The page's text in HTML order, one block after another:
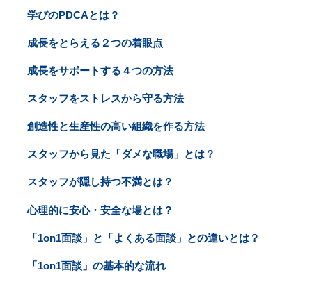
学びのPDCAとは？
成長をとらえる２つの着眼点
成長をサポートする４つの方法
スタッフをストレスから守る方法
創造性と生産性の高い組織を作る方法
スタッフから見た「ダメな職場」とは？
スタッフが隠し持つ不満とは？
心理的に安心・安全な場とは？
「1on1面談」と「よくある面談」との違いとは？
「1on1面談」の基本的な流れ